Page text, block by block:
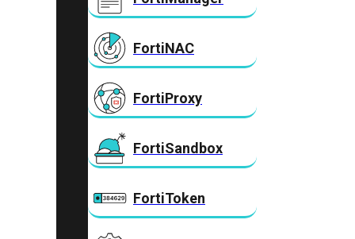
FortiNAC
FortiProxy
FortiSandbox
FortiToken